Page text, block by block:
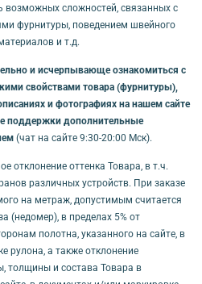
возможных сложностей, связанных с
фурнитуры, поведением швейного
и т.д.
и исчерпывающе ознакомиться с
свойствами товара (фурнитуры),
и фотографиях на нашем сайте
поддержки дополнительные
(чат на сайте 9:30-20:00 Мск).
отклонение оттенка Товара, в т.ч.
различных устройств. При заказе
на метраж, допустимым считается
(недомер), в пределах 5% от
полотна, указанного на сайте, в
рулона, а также отклонение
толщины и состава Товара в